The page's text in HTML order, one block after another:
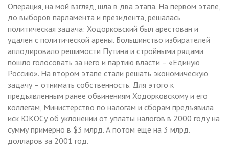
Операция, на мой взгляд, шла в два этапа. На первом этапе,
до выборов парламента и президента, решалась
политическая задача: Ходорковский был арестован и
удален с политической арены. Большинство избирателей
аплодировало решимости Путина и стройными рядами
пошло голосовать за него и партию власти – «Единую
Россию». На втором этапе стали решать экономическую
задачу – отнимать собственность. Для этого к
предъявленным ранее обвинениям Ходорковскому и его
коллегам, Министерство по налогам и сборам предъявила
иск ЮКОСу об уклонении от уплаты налогов в 2000 году на
сумму примерно в $3 млрд. А потом еще на 3 млрд.
долларов за 2001 год.